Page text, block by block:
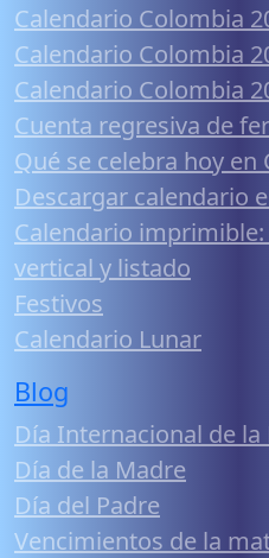
Calendario Colombia
Calendario Colombia
Calendario Colombia
Cuenta regresiva de
Qué se celebra hoy en
Descargar calendario
Calendario imprimible:
vertical y listado
Festivos
Calendario Lunar
Blog
Día Internacional de
Día de la Madre
Día del Padre
Vencimientos de la